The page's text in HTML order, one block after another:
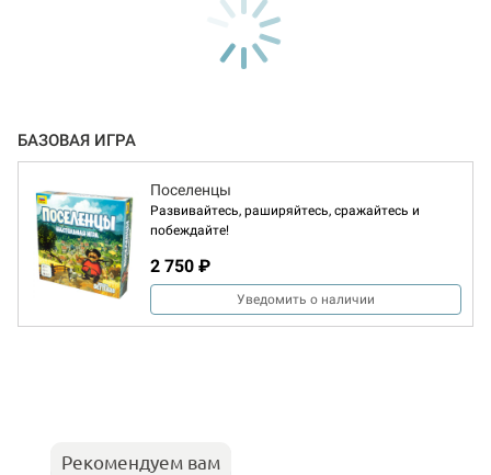
БАЗОВАЯ ИГРА
Поселенцы
Развивайтесь, раширяйтесь, сражайтесь и
побеждайте!
2 750 ₽
Уведомить о наличии
Рекомендуем вам